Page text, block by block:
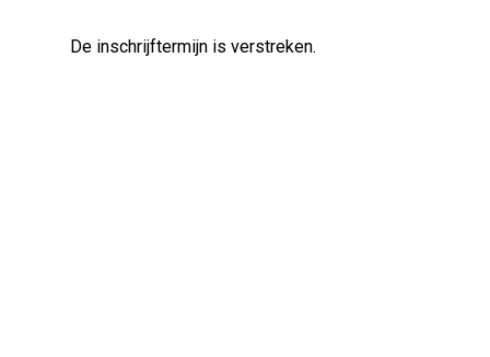
De inschrijftermijn is verstreken.